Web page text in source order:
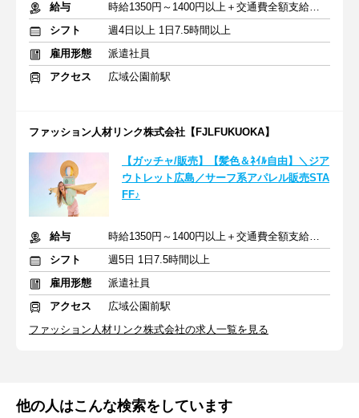
給与
時給1350円～1400円以上＋交通費全額支給あり
シフト
週4日以上 1日7.5時間以上
雇用形態
派遣社員
アクセス
広域公園前駅
ファッション人材リンク株式会社【FJLFUKUOKA】
【ガッチャ/販売】【髪色＆ﾈｲﾙ自由】＼ジア
ウトレット広島／サーフ系アパレル販売STA
FF♪
給与
時給1350円～1400円以上＋交通費全額支給あり
シフト
週5日 1日7.5時間以上
雇用形態
派遣社員
アクセス
広域公園前駅
ファッション人材リンク株式会社の求人一覧を見る
他の人はこんな検索をしています